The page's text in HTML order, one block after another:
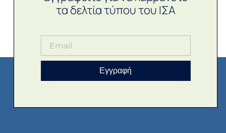
τα δελτία τύπου του ΙΣΑ
Εγγραφή